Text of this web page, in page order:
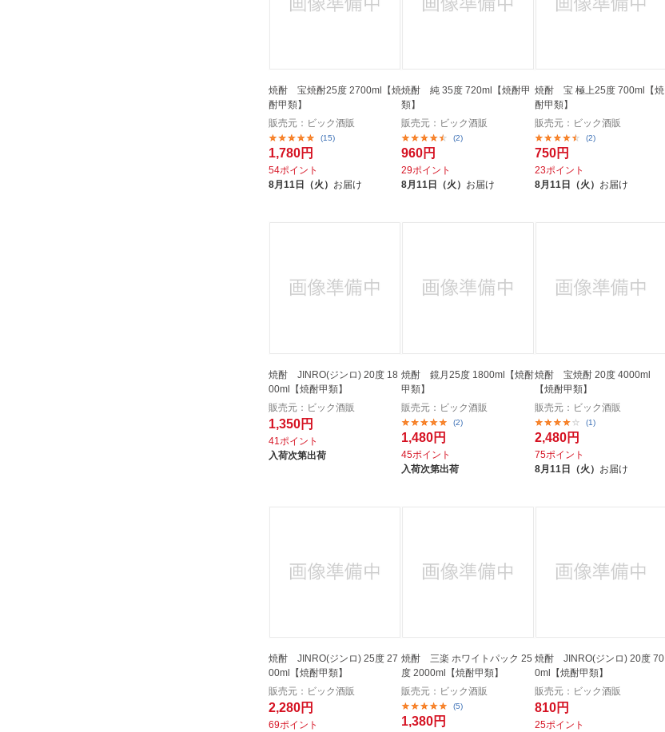
焼酎 宝焼酎25度 2700ml【焼
酎甲類】
販売元：ビック酒販
(15)
1,780円
54ポイント
8月11日（火） お届け
焼酎 純 35度 720ml【焼酎甲
類】
販売元：ビック酒販
(2)
960円
29ポイント
8月11日（火） お届け
焼酎 宝 極上25度 700ml【焼
酎甲類】
販売元：ビック酒販
(2)
750円
23ポイント
8月11日（火） お届け
焼酎 JINRO(ジンロ) 20度 18
00ml【焼酎甲類】
販売元：ビック酒販
1,350円
41ポイント
入荷次第出荷
焼酎 鏡月25度 1800ml【焼酎
甲類】
販売元：ビック酒販
(2)
1,480円
45ポイント
入荷次第出荷
焼酎 宝焼酎 20度 4000ml
【焼酎甲類】
販売元：ビック酒販
(1)
2,480円
75ポイント
8月11日（火） お届け
焼酎 JINRO(ジンロ) 25度 27
00ml【焼酎甲類】
販売元：ビック酒販
2,280円
69ポイント
焼酎 三楽 ホワイトパック 25
度 2000ml【焼酎甲類】
販売元：ビック酒販
(5)
1,380円
焼酎 JINRO(ジンロ) 20度 70
0ml【焼酎甲類】
販売元：ビック酒販
810円
25ポイント